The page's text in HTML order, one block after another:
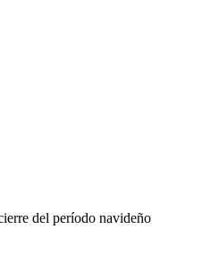
del período navideño